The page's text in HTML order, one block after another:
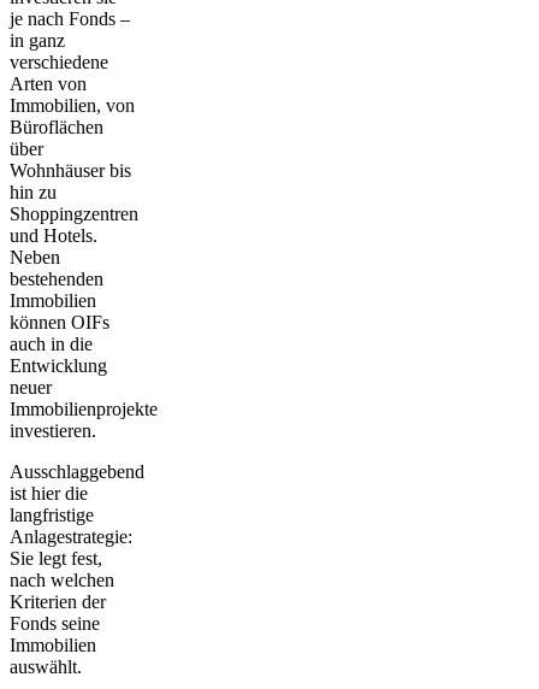
je nach Fonds –
in ganz
verschiedene
Arten von
Immobilien, von
Büroflächen
über
Wohnhäuser bis
hin zu
Shoppingzentren
und Hotels.
Neben
bestehenden
Immobilien
können OIFs
auch in die
Entwicklung
neuer
Immobilienprojekte
investieren.
Ausschlaggebend
ist hier die
langfristige
Anlagestrategie:
Sie legt fest,
nach welchen
Kriterien der
Fonds seine
Immobilien
auswählt.